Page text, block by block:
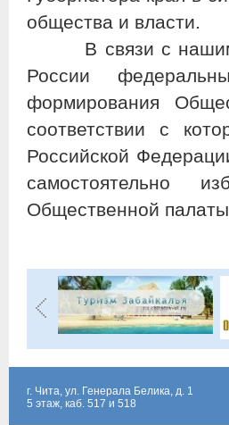
общества и власти.
В связи с нашим
России
формирования
соответствии с
Российской
самостоятельно
Общественной
г. Чита, ул. Генерала Белика, д. 1
5 этаж, каб. 517 и 518